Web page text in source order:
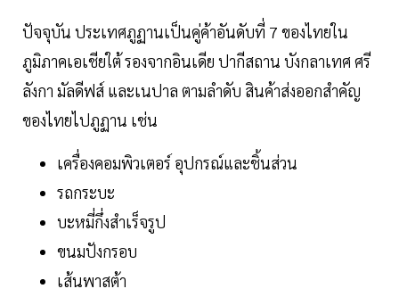
ปัจจุบัน ประเทศภูฏานเป็นคู่ค้าอันดับที่ 7 ของไทยใน
ภูมิภาคเอเชียใต้ รองจากอินเดีย ปากีสถาน บังกลาเทศ ศรี
ลังกา มัลดีฟส์ และเนปาล ตามลำดับ สินค้าส่งออกสำคัญ
ของไทยไปภูฏาน เช่น
เครื่องคอมพิวเตอร์ อุปกรณ์และชิ้นส่วน
รถกระบะ
บะหมี่กึ่งสำเร็จรูป
ขนมปังกรอบ
เส้นพาสต้า